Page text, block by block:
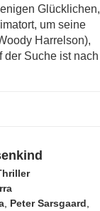
Glücklichen,
um seine
Harrelson),
der Suche ist nach
, Peter Sarsgaard